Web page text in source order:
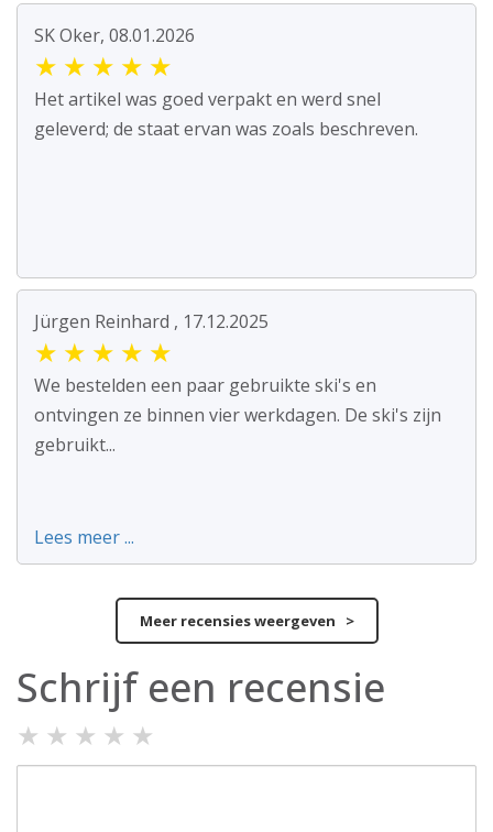
SK Oker, 08.01.2026
★ ★ ★ ★ ★
Het artikel was goed verpakt en werd snel
geleverd; de staat ervan was zoals beschreven.
Jürgen Reinhard , 17.12.2025
★ ★ ★ ★ ★
We bestelden een paar gebruikte ski's en
ontvingen ze binnen vier werkdagen. De ski's zijn
gebruikt...
Lees meer ...
Meer recensies weergeven >
Schrijf een recensie
★ ★ ★ ★ ★